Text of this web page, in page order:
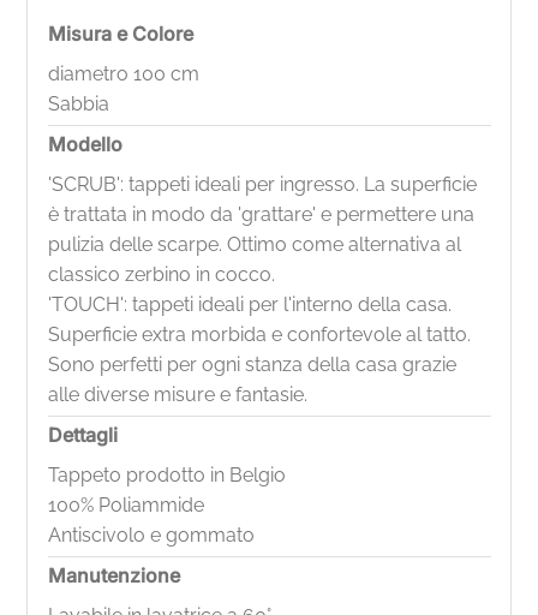
Misura e Colore
diametro 100 cm
Sabbia
Modello
'SCRUB': tappeti ideali per ingresso. La superficie
è trattata in modo da 'grattare' e permettere una
pulizia delle scarpe. Ottimo come alternativa al
classico zerbino in cocco.
'TOUCH': tappeti ideali per l'interno della casa.
Superficie extra morbida e confortevole al tatto.
Sono perfetti per ogni stanza della casa grazie
alle diverse misure e fantasie.
Dettagli
Tappeto prodotto in Belgio
100% Poliammide
Antiscivolo e gommato
Manutenzione